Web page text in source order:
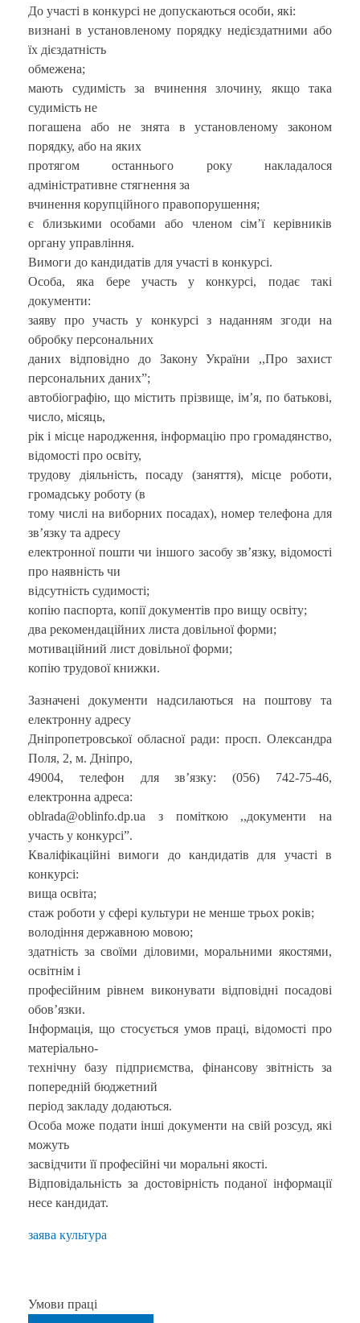
До участі в конкурсі не допускаються особи, які:
визнані в установленому порядку недієздатними або
їх дієздатність
обмежена;
мають судимість за вчинення злочину, якщо така
судимість не
погашена або не знята в установленому законом
порядку, або на яких
протягом останнього року накладалося
адміністративне стягнення за
вчинення корупційного правопорушення;
є близькими особами або членом сім’ї керівників
органу управління.
Вимоги до кандидатів для участі в конкурсі.
Особа, яка бере участь у конкурсі, подає такі
документи:
заяву про участь у конкурсі з наданням згоди на
обробку персональних
даних відповідно до Закону України ,,Про захист
персональних даних”;
автобіографію, що містить прізвище, ім’я, по батькові,
число, місяць,
рік і місце народження, інформацію про громадянство,
відомості про освіту,
трудову діяльність, посаду (заняття), місце роботи,
громадську роботу (в
тому числі на виборних посадах), номер телефона для
зв’язку та адресу
електронної пошти чи іншого засобу зв’язку, відомості
про наявність чи
відсутність судимості;
копію паспорта, копії документів про вищу освіту;
два рекомендаційних листа довільної форми;
мотиваційний лист довільної форми;
копію трудової книжки.
Зазначені документи надсилаються на поштову та
електронну адресу
Дніпропетровської обласної ради: просп. Олександра
Поля, 2, м. Дніпро,
49004, телефон для зв’язку: (056) 742-75-46,
електронна адреса:
oblrada@oblinfo.dp.ua з поміткою ,,документи на
участь у конкурсі”.
Кваліфікаційні вимоги до кандидатів для участі в
конкурсі:
вища освіта;
стаж роботи у сфері культури не менше трьох років;
володіння державною мовою;
здатність за своїми діловими, моральними якостями,
освітнім і
професійним рівнем виконувати відповідні посадові
обов’язки.
Інформація, що стосується умов праці, відомості про
матеріально-
технічну базу підприємства, фінансову звітність за
попередній бюджетний
період закладу додаються.
Особа може подати інші документи на свій розсуд, які
можуть
засвідчити її професійні чи моральні якості.
Відповідальність за достовірність поданої інформації
несе кандидат.
заява культура
Умови праці